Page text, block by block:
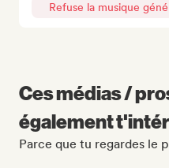
Refuse la musique
Ces médias /
également
Parce que tu regardes le